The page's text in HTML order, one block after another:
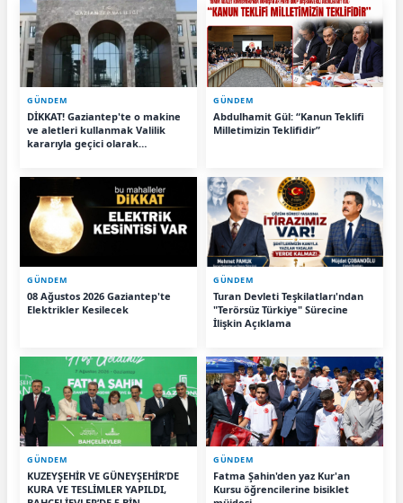
GÜNDEM
DİKKAT! Gaziantep'te o makine
ve aletleri kullanmak Valilik
kararıyla geçici olarak
GÜNDEM
Abdulhamit Gül: “Kanun Teklifi
Milletimizin Teklifidir”
GÜNDEM
08 Ağustos 2026 Gaziantep'te
Elektrikler Kesilecek
GÜNDEM
Turan Devleti Teşkilatları'ndan
"Terörsüz Türkiye" Sürecine
İlişkin Açıklama
GÜNDEM
KUZEYŞEHİR VE GÜNEYŞEHİR’DE
KURA VE TESLİMLER YAPILDI,
GÜNDEM
Fatma Şahin'den yaz Kur'an
Kursu öğrencilerine bisiklet